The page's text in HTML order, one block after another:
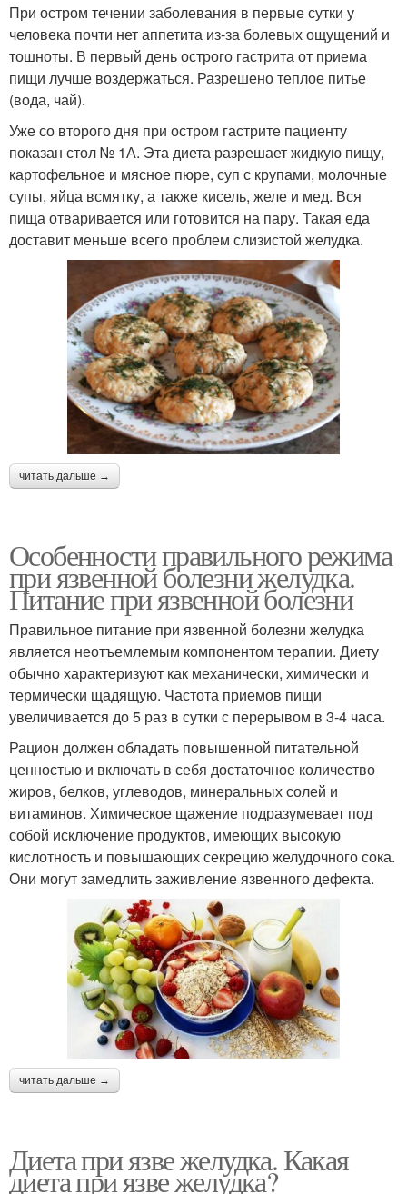
При остром течении заболевания в первые сутки у
человека почти нет аппетита из-за болевых ощущений и
тошноты. В первый день острого гастрита от приема
пищи лучше воздержаться. Разрешено теплое питье
(вода, чай).
Уже со второго дня при остром гастрите пациенту
показан стол № 1А. Эта диета разрешает жидкую пищу,
картофельное и мясное пюре, суп с крупами, молочные
супы, яйца всмятку, а также кисель, желе и мед. Вся
пища отваривается или готовится на пару. Такая еда
доставит меньше всего проблем слизистой желудка.
читать дальше →
Особенности правильного режима
при язвенной болезни желудка.
Питание при язвенной болезни
Правильное питание при язвенной болезни желудка
является неотъемлемым компонентом терапии. Диету
обычно характеризуют как механически, химически и
термически щадящую. Частота приемов пищи
увеличивается до 5 раз в сутки с перерывом в 3-4 часа.
Рацион должен обладать повышенной питательной
ценностью и включать в себя достаточное количество
жиров, белков, углеводов, минеральных солей и
витаминов. Химическое щажение подразумевает под
собой исключение продуктов, имеющих высокую
кислотность и повышающих секрецию желудочного сока.
Они могут замедлить заживление язвенного дефекта.
читать дальше →
Диета при язве желудка. Какая
диета при язве желудка?